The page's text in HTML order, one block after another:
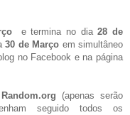
e termina no dia28 de
30 de Março em simultâneo
no Facebook e na página
Random.org(apenas serão
seguido todos os